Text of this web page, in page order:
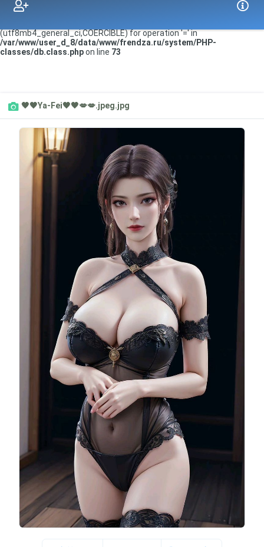
Warning
: PDOStatement::execute(): SQLSTATE[HY000]: General error:
(utf8mb4_general_ci,COERCIBLE) for operation '=' in
/var/www/user_d_8/data/www/frendza.ru/system/PHP-
classes/db.class.phpon line 73
🖤🖤Ya-Fei🖤🖤💋💋.jpeg.jpg